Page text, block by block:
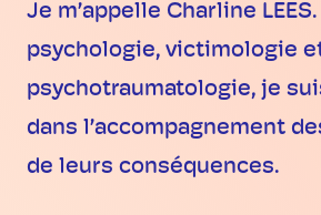
Je m’appelle Charline
psychologie, victimologie
psychotraumatologie, je
dans l’accompagnement
de leurs conséquences.